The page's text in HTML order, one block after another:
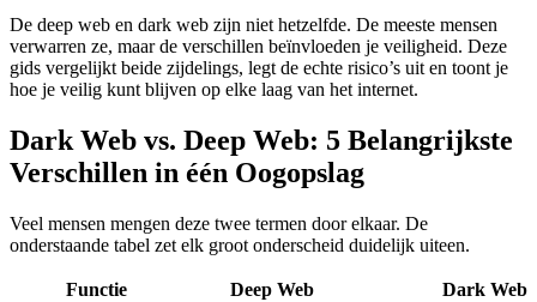
De deep web en dark web zijn niet hetzelfde. De meeste mensen
verwarren ze, maar de verschillen beïnvloeden je veiligheid. Deze
gids vergelijkt beide zijdelings, legt de echte risico’s uit en toont je
hoe je veilig kunt blijven op elke laag van het internet.
Dark Web vs. Deep Web: 5 Belangrijkste
Verschillen in één Oogopslag
Veel mensen mengen deze twee termen door elkaar. De
onderstaande tabel zet elk groot onderscheid duidelijk uiteen.
Functie Deep Web
Dark Web